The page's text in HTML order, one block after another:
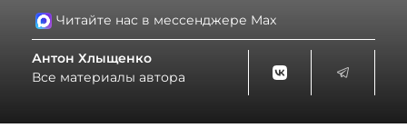
Читайте нас в мессенджере Max
Антон Хлыщенко
Все материалы автора